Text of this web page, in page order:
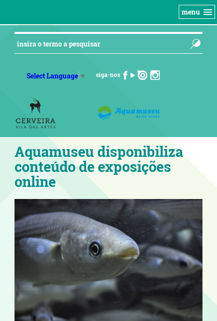
menu
Select Language ▼ siga-nos
Aquamuseu disponibiliza
conteúdo de exposições
online